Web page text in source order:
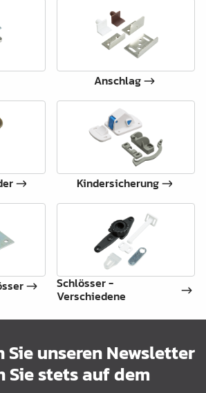
Anschlag
Kindersicherung
Schlösser -
Verschiedene
unseren Newsletter
Sie stets auf dem